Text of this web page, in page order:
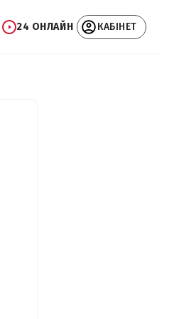
24 ОНЛАЙН КАБІНЕТ